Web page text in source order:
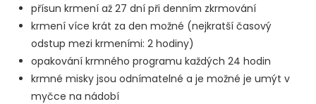
přísun krmení až 27 dní při denním zkrmování
krmení více krát za den možné (nejkratší časový
odstup mezi krmeními: 2 hodiny)
opakování krmného programu každých 24 hodin
krmné misky jsou odnímatelné a je možné je umýt v
myčce na nádobí